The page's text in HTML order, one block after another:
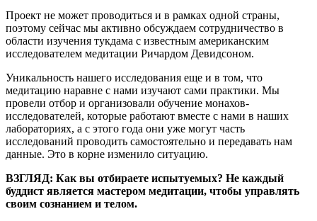
Проект не может проводиться и в рамках одной страны,
поэтому сейчас мы активно обсуждаем сотрудничество в
области изучения тукдама с известным американским
исследователем медитации Ричардом Девидсоном.
Уникальность нашего исследования еще и в том, что
медитацию наравне с нами изучают сами практики. Мы
провели отбор и организовали обучение монахов-
исследователей, которые работают вместе с нами в наших
лабораториях, а с этого года они уже могут часть
исследований проводить самостоятельно и передавать нам
данные. Это в корне изменило ситуацию.
ВЗГЛЯД: Как вы отбираете испытуемых? Не каждый
буддист является мастером медитации, чтобы управлять
своим сознанием и телом.